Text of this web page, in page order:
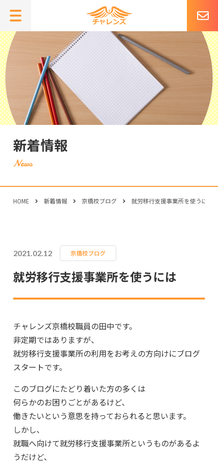
新着情報
HOME 新着情報 京橋校ブログ 就労移行支援事業所を使うには
2021.02.12 京橋校ブログ
就労移行支援事業所を使うには
チャレンズ京橋校職員の田中です。
非定期ではありますが、
就労移行支援事業所の利用をお考えの方向けにブログ
スタートです。
このブログにたどり着いた方の多くは
何らかのお困りごとがあるけど、
働きたいという意思を持っておられると思います。
しかし、
就職へ向けて就労移行支援事業所というものがあるよ
うだけど、